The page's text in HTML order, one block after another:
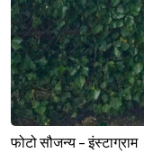
फोटो सौजन्य - इंस्टाग्राम